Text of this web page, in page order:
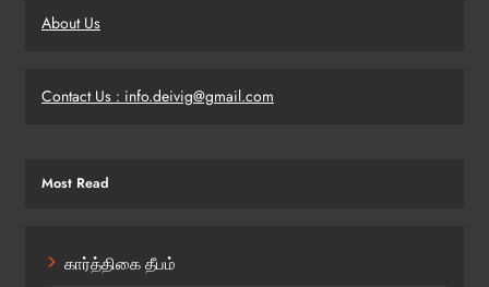
About Us
Contact Us : info.deivig@gmail.com
Most Read
கார்த்திகை தீபம்